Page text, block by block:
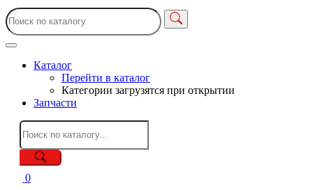
Каталог
Перейти в каталог
Категории загрузятся при открытии
Запчасти
0